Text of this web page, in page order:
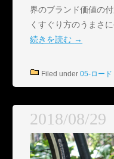
界のブランド価値の
くすぐり方のうまさ
続きを読む →
Filed under 05-ロード
2018/08/29